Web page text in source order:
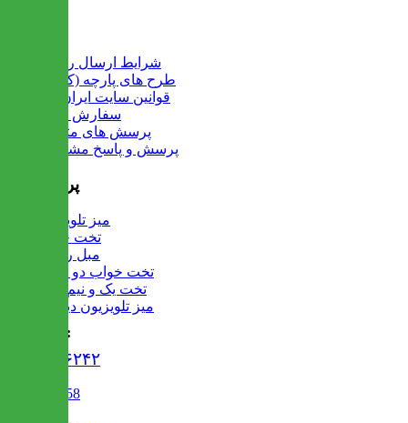
شرایط ارسال رایگان
طرح های پارچه (کالیته)
قوانین سایت ایران میز
سفارش عمده
پرسش های متداول
پرسش و پاسخ مشتریان
پرفروش ها
میز تلویزیون
تخت خواب
مبل راحتی
تخت خواب دو طبقه
تخت یک و نیم نفره
میز تلویزیون دیواری
تماس با ما :
۰۲۱۹۱۳۰۶۲۴۲
02122509458